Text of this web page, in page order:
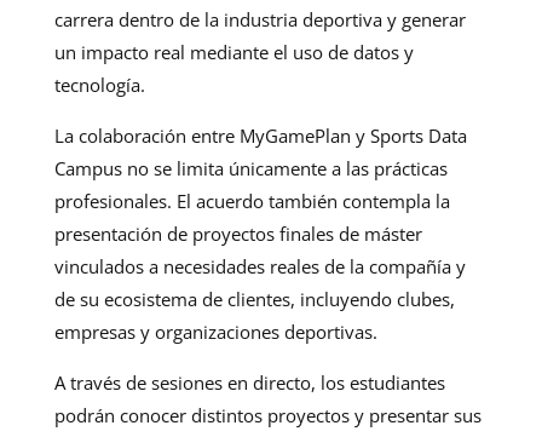
carrera dentro de la industria deportiva y generar
un impacto real mediante el uso de datos y
tecnología.
La colaboración entre MyGamePlan y Sports Data
Campus no se limita únicamente a las prácticas
profesionales. El acuerdo también contempla la
presentación de proyectos finales de máster
vinculados a necesidades reales de la compañía y
de su ecosistema de clientes, incluyendo clubes,
empresas y organizaciones deportivas.
A través de sesiones en directo, los estudiantes
podrán conocer distintos proyectos y presentar sus